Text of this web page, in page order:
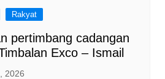
Rakyat
pertimbang cadangan
Exco – Ismail
2026